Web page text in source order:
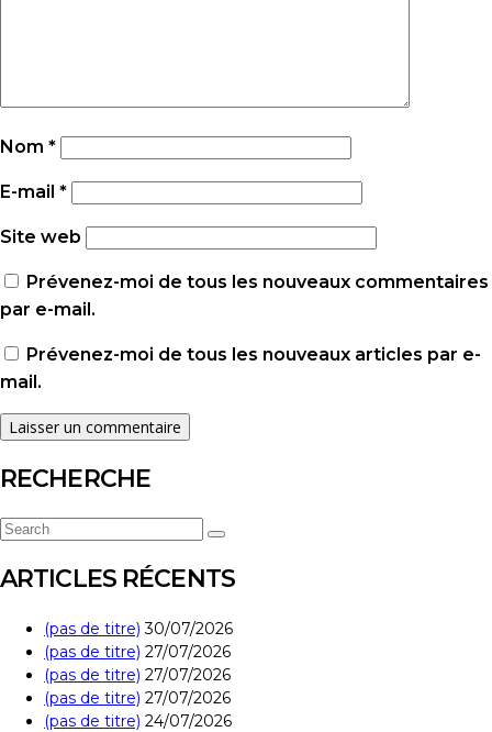
Nom *
E-mail *
Site web
Prévenez-moi de tous les nouveaux commentaires
par e-mail.
Prévenez-moi de tous les nouveaux articles par e-
mail.
RECHERCHE
Search
Search
ARTICLES RÉCENTS
(pas de titre) 30/07/2026
(pas de titre) 27/07/2026
(pas de titre) 27/07/2026
(pas de titre) 27/07/2026
(pas de titre) 24/07/2026